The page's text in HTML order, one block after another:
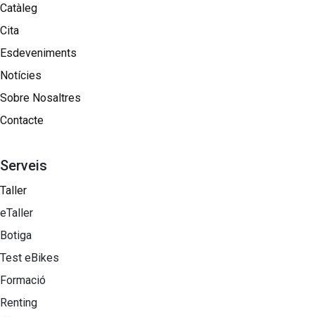
Catàleg
Cita
Esdeveniments
Notícies
Sobre Nosaltres​
Contacte
Serveis
Taller
eTaller
Botiga
Test eBikes
Formació
Renting